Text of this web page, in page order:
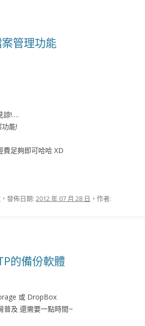
管理功能
諒!….
能!
足夠即可哈哈 XD
，發佈日期: 2012 年 07 月 28 日 ，作者:
的備份軟體
或 DropBox
普及 還需要一點時間~